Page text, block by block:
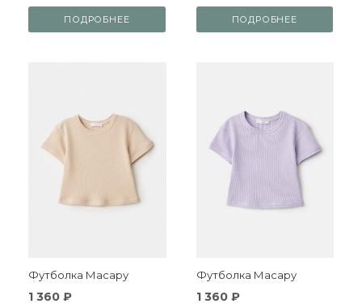
ПОДРОБНЕЕ ПОДРОБНЕЕ
Футболка Масару
1 360 ₽
Футболка Масару
1 360 ₽